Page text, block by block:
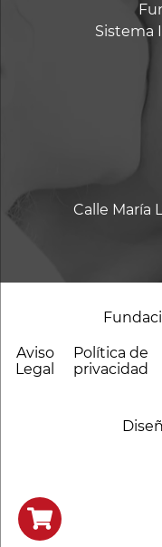
Sistema
Calle María
Aviso
Legal
Política de
privacidad